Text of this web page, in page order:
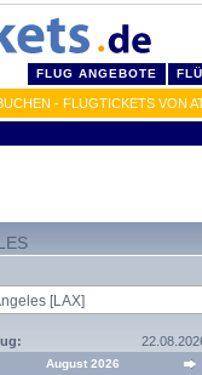
FLUG ANGEBOTE
- FLUGTICKETS VON
August 2026